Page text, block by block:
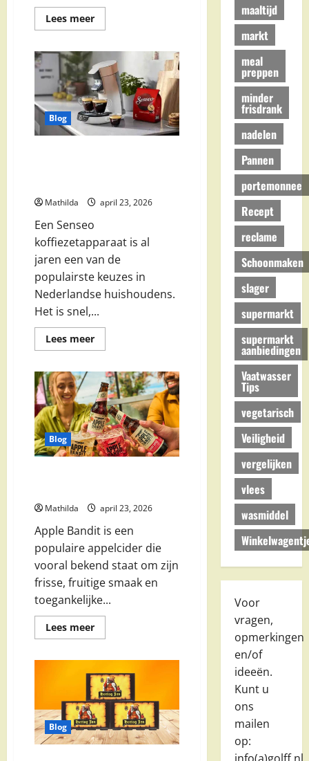
Lees meerLees
meer
aanbiedingen:
Illy,
Starbucks
&
supermarkten
Blog
Mathilda april 23, 2026
Een Senseo
koffiezetapparaat is al
jaren een van de
populairste keuzes in
Nederlandse huishoudens.
Het is snel,...
Lees meerLees
meer
aanbieding
bij
Action,
Lidl,
Blokker
en
meer
(2026
gids)
Blog
Mathilda april 23, 2026
Apple Bandit is een
populaire appelcider die
vooral bekend staat om zijn
frisse, fruitige smaak en
toegankelijke...
Lees meerLees
meer
appelcider:
alles
over
smaak,
prijs
en
aanbieding
Blog
maaltijd
markt
meal
preppen
minder
frisdrank
nadelen
Pannen
portemonnee
Recept
reclame
Schoonmaken
slager
supermarkt
supermarkt
aanbiedingen
Vaatwasser
Tips
vegetarisch
Veiligheid
vergelijken
vlees
wasmiddel
Voor
vragen,
opmerkingen
en/of
ideeën.
Kunt u
ons
mailen
op: